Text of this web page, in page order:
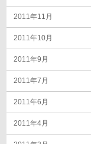
2011年11月
2011年10月
2011年9月
2011年7月
2011年6月
2011年4月